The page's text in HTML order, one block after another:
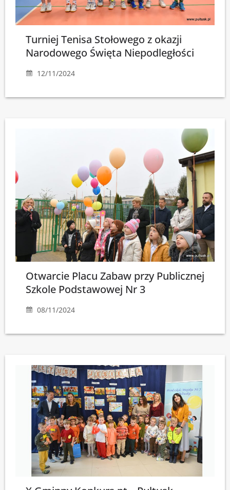
Turniej Tenisa Stołowego z okazji
Narodowego Święta Niepodległości
12/11/2024
Otwarcie Placu Zabaw przy Publicznej
Szkole Podstawowej Nr 3
08/11/2024